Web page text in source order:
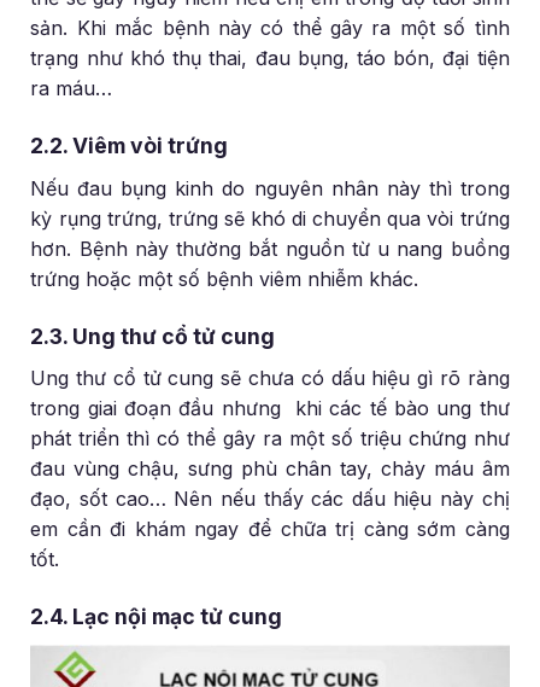
sản. Khi mắc bệnh này có thể gây ra một số tình
trạng như khó thụ thai, đau bụng, táo bón, đại tiện
ra máu…
2.2. Viêm vòi trứng
Nếu đau bụng kinh do nguyên nhân này thì trong
kỳ rụng trứng, trứng sẽ khó di chuyển qua vòi trứng
hơn. Bệnh này thường bắt nguồn từ u nang buồng
trứng hoặc một số bệnh viêm nhiễm khác.
2.3. Ung thư cổ tử cung
Ung thư cổ tử cung sẽ chưa có dấu hiệu gì rõ ràng
trong giai đoạn đầu nhưng khi các tế bào ung thư
phát triển thì có thể gây ra một số triệu chứng như
đau vùng chậu, sưng phù chân tay, chảy máu âm
đạo, sốt cao… Nên nếu thấy các dấu hiệu này chị
em cần đi khám ngay để chữa trị càng sớm càng
tốt.
2.4. Lạc nội mạc tử cung